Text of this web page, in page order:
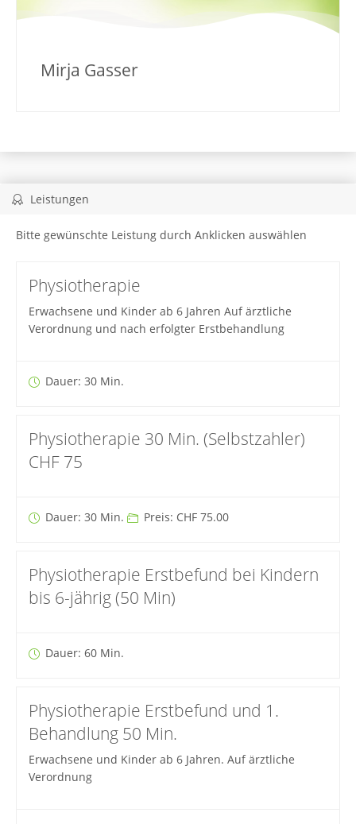
Mirja Gasser
Leistungen
Bitte gewünschte Leistung durch Anklicken auswählen
Physiotherapie
Erwachsene und Kinder ab 6 Jahren Auf ärztliche
Verordnung und nach erfolgter Erstbehandlung
Dauer: 30 Min.
Physiotherapie 30 Min. (Selbstzahler)
CHF 75
Dauer: 30 Min. Preis: CHF 75.00
Physiotherapie Erstbefund bei Kindern
bis 6-jährig (50 Min)
Dauer: 60 Min.
Physiotherapie Erstbefund und 1.
Behandlung 50 Min.
Erwachsene und Kinder ab 6 Jahren. Auf ärztliche
Verordnung